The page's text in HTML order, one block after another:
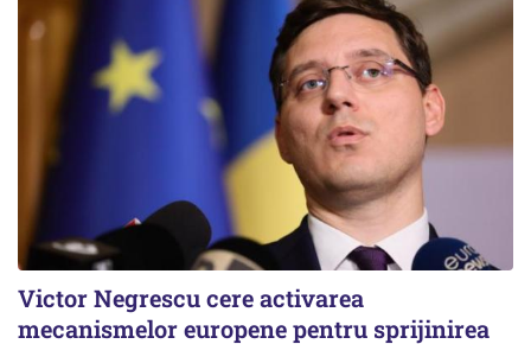
Victor Negrescu cere activarea
mecanismelor europene pentru sprijinirea